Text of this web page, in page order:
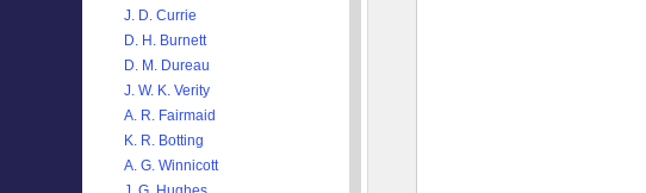
J. D. Currie
D. H. Burnett
D. M. Dureau
J. W. K. Verity
A. R. Fairmaid
K. R. Botting
A. G. Winnicott